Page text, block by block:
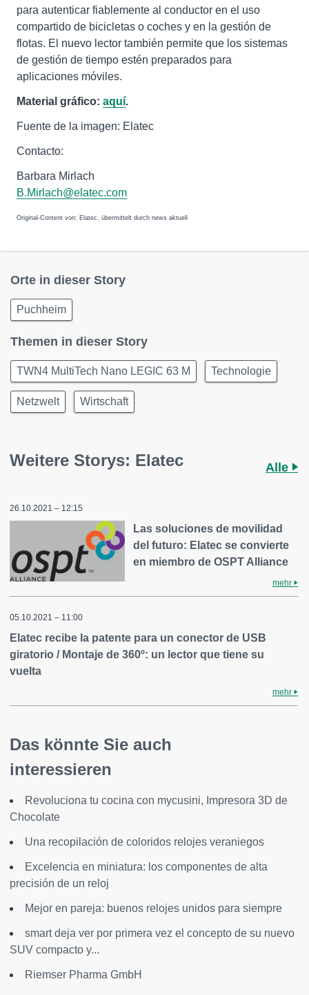
para autenticar fiablemente al conductor en el uso
compartido de bicicletas o coches y en la gestión de
flotas. El nuevo lector también permite que los sistemas
de gestión de tiempo estén preparados para
aplicaciones móviles.
Material gráfico: aquí.
Fuente de la imagen: Elatec
Contacto:
Barbara Mirlach
B.Mirlach@elatec.com
Original-Content von: Elatec, übermittelt durch news aktuell
Orte in dieser Story
Puchheim
Themen in dieser Story
TWN4 MultiTech Nano LEGIC 63 M Technologie
Netzwelt Wirtschaft
Weitere Storys: Elatec Alle
26.10.2021 – 12:15
Las soluciones de movilidad
del futuro: Elatec se convierte
en miembro de OSPT Alliance
mehr
05.10.2021 – 11:00
Elatec recibe la patente para un conector de USB
giratorio / Montaje de 360º: un lector que tiene su
vuelta
mehr
Das könnte Sie auch
interessieren
Revoluciona tu cocina con mycusini, Impresora 3D de
Chocolate
Una recopilación de coloridos relojes veraniegos
Excelencia en miniatura: los componentes de alta
precisión de un reloj
Mejor en pareja: buenos relojes unidos para siempre
smart deja ver por primera vez el concepto de su nuevo
SUV compacto y...
Riemser Pharma GmbH